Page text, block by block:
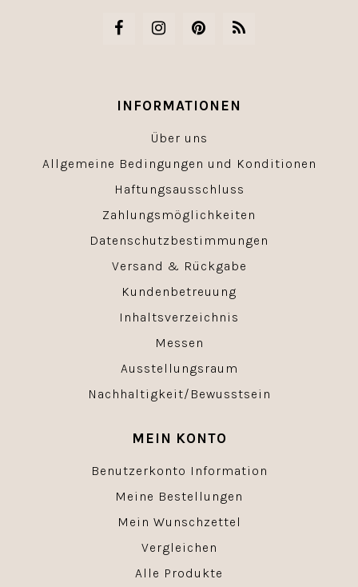
INFORMATIONEN
Über uns
Allgemeine Bedingungen und Konditionen
Haftungsausschluss
Zahlungsmöglichkeiten
Datenschutzbestimmungen
Versand & Rückgabe
Kundenbetreuung
Inhaltsverzeichnis
Messen
Ausstellungsraum
Nachhaltigkeit/Bewusstsein
MEIN KONTO
Benutzerkonto Information
Meine Bestellungen
Mein Wunschzettel
Vergleichen
Alle Produkte